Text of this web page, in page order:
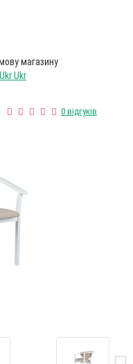
магазину
Ukr
0 відгуків